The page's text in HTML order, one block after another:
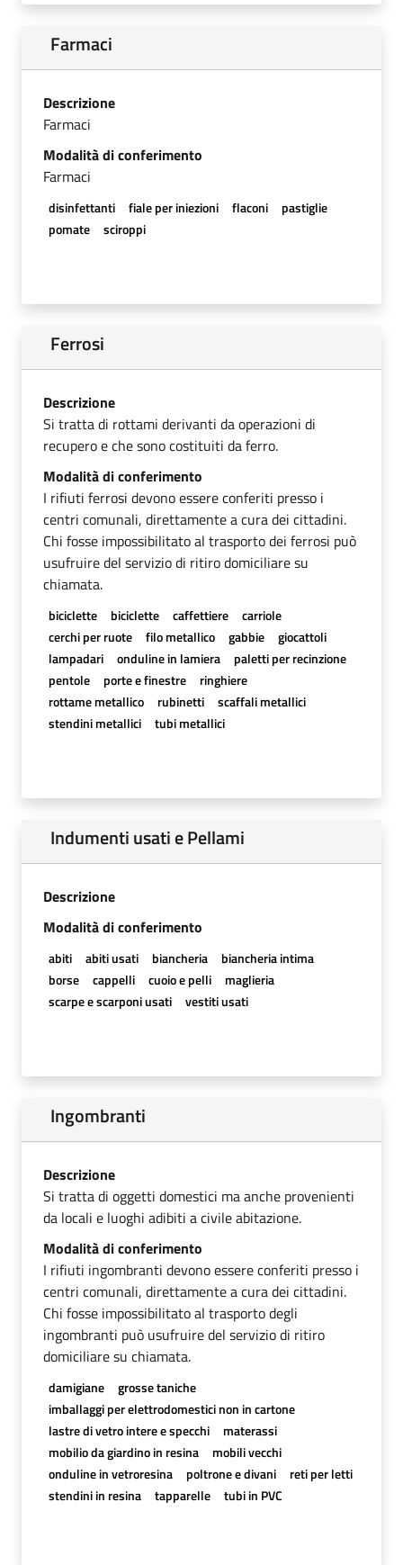
Farmaci
Descrizione
Farmaci
Modalità di conferimento
Farmaci
disinfettanti fiale per iniezioni flaconi
pastiglie
pomate
sciroppi
Ferrosi
Descrizione
Si tratta di rottami derivanti da operazioni di
recupero e che sono costituiti da ferro.
Modalità di conferimento
I rifiuti ferrosi devono essere conferiti presso i
centri comunali, direttamente a cura dei cittadini.
Chi fosse impossibilitato al trasporto dei ferrosi può
usufruire del servizio di ritiro domiciliare su
chiamata.
biciclette biciclette caffettiere
carriole
cerchi per ruote
filo metallico gabbie
giocattoli
lampadari
onduline in lamiera
paletti per recinzione
pentole
porte e finestre
ringhiere
rottame metallico
rubinetti
scaffali metallici
stendini metallici
tubi metallici
Indumenti usati e Pellami
Descrizione
Modalità di conferimento
abiti abiti usati biancheria
biancheria intima
borse
cappelli cuoio e pelli
maglieria
scarpe e scarponi usati
vestiti usati
Ingombranti
Descrizione
Si tratta di oggetti domestici ma anche provenienti
da locali e luoghi adibiti a civile abitazione.
Modalità di conferimento
I rifiuti ingombranti devono essere conferiti presso i
centri comunali, direttamente a cura dei cittadini.
Chi fosse impossibilitato al trasporto degli
ingombranti può usufruire del servizio di ritiro
domiciliare su chiamata.
damigiane
grosse taniche
imballaggi per elettrodomestici non in cartone
lastre di vetro intere e specchi
materassi
mobilio da giardino in resina
mobili vecchi
onduline in vetroresina
poltrone e divani
reti per letti
stendini in resina
tapparelle tubi in PVC